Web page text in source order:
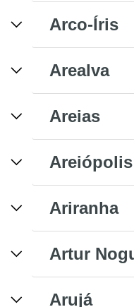
Arco-Íris
Arealva
Areias
Areiópolis
Ariranha
Artur
Arujá